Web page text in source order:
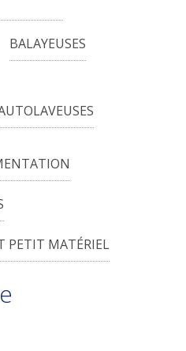
BALAYEUSES
PETIT MATÉRIEL